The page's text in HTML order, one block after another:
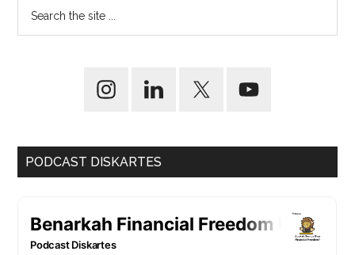
PODCAST DISKARTES